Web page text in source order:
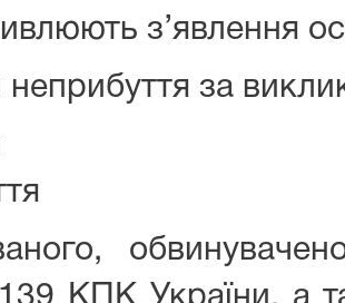
з’явлення
неприбуття за